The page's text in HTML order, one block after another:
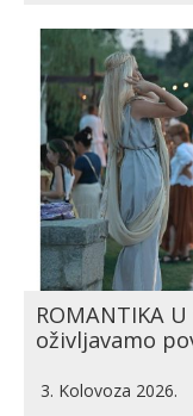
ROMANTIKA
oživljavamo
3. Kolovoza 2026.